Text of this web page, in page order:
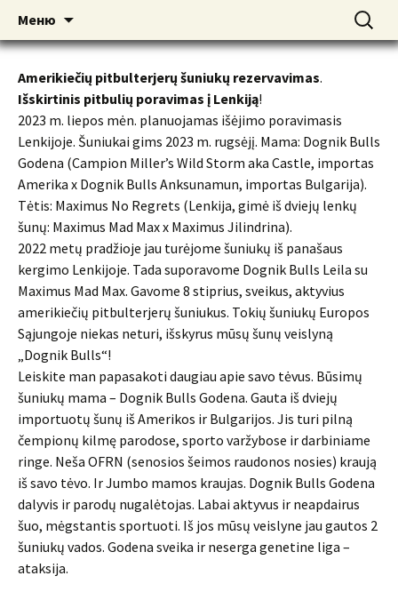
DOGNIK BULLS
American pitbull terrier kennel DOGNIK
BULLS Europe. ADBA registered. APBT
puppies for sale. Worldwide shipping
Меню
содержимому
Найти:
Amerikiečių pitbulterjerų šuniukų rezervavimas.
Išskirtinis pitbulių poravimas į Lenkiją!
2023 m. liepos mėn. planuojamas išėjimo poravimasis
Lenkijoje. Šuniukai gims 2023 m. rugsėjį. Mama: Dognik Bulls
Godena (Campion Miller’s Wild Storm aka Castle, importas
Amerika x Dognik Bulls Anksunamun, importas Bulgarija).
Tėtis: Maximus No Regrets (Lenkija, gimė iš dviejų lenkų
šunų: Maximus Mad Max x Maximus Jilindrina).
2022 metų pradžioje jau turėjome šuniukų iš panašaus
kergimo Lenkijoje. Tada suporavome Dognik Bulls Leila su
Maximus Mad Max. Gavome 8 stiprius, sveikus, aktyvius
amerikiečių pitbulterjerų šuniukus. Tokių šuniukų Europos
Sąjungoje niekas neturi, išskyrus mūsų šunų veislyną
„Dognik Bulls“!
Leiskite man papasakoti daugiau apie savo tėvus. Būsimų
šuniukų mama – Dognik Bulls Godena. Gauta iš dviejų
importuotų šunų iš Amerikos ir Bulgarijos. Jis turi pilną
čempionų kilmę parodose, sporto varžybose ir darbiniame
ringe. Neša OFRN (senosios šeimos raudonos nosies) kraują
iš savo tėvo. Ir Jumbo mamos kraujas. Dognik Bulls Godena
dalyvis ir parodų nugalėtojas. Labai aktyvus ir neapdairus
šuo, mėgstantis sportuoti. Iš jos mūsų veislyne jau gautos 2
šuniukų vados. Godena sveika ir neserga genetine liga –
ataksija.